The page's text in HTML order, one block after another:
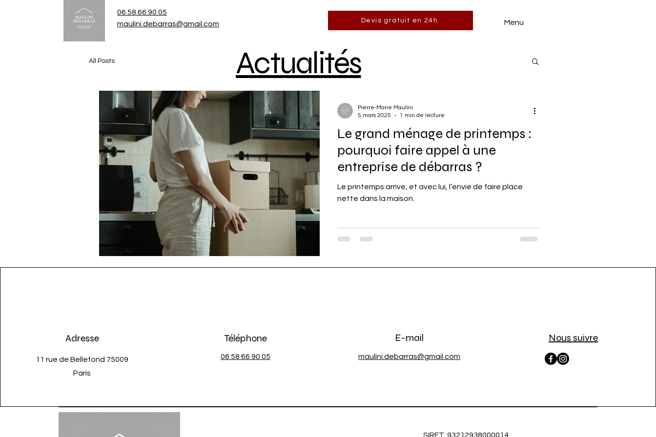
06.58.66.90.05
maulini.debarras@gmail.com
Devis gratuit en 24h Menu
All Posts
Le grand ménage de printemps :
pourquoi faire appel à une
entreprise de débarras ?
Le printemps arrive, et avec lui, l’envie de faire place
nette dans la maison.
Pierre-Marie Maulini
5 mars 2025
1 min de lecture
Actualités
Adresse
11 rue de Bellefond 75009
Paris
Téléphone
06 58 66 90 05
E-mail
maulini.debarras@gmail.com
Nous suivre
SIRET: 93212938000014